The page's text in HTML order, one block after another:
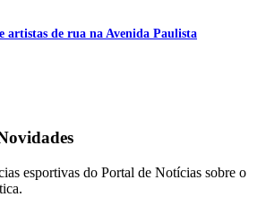
artistas de rua na Avenida Paulista
esportivas do Portal de Notícias sobre o